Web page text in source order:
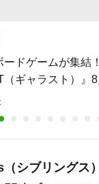
ードゲームが集結
（ギャラスト）』
シブリングス